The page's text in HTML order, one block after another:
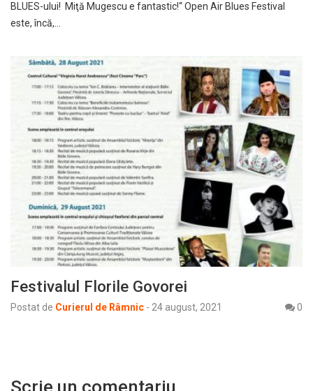
BLUES-ului! Miţă Mugescu e fantastic!“ Open Air Blues Festival
este, încă,…
Festivalul Florile Govorei
Postat de Curierul de Râmnic - 24 august, 2021 0
Scrie un comentariu